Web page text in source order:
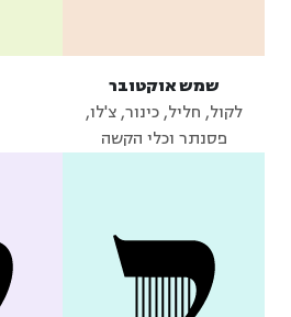
שמש אוקטובר
לקול, חליל, כינור, צ'לו,
פסנתר וכלי הקשה